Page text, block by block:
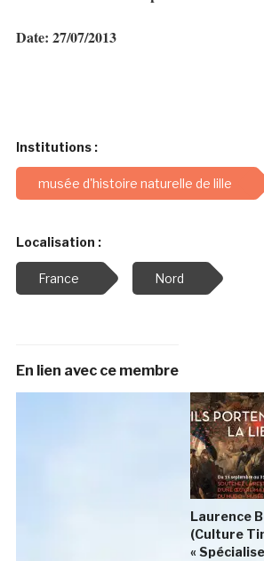
Date: 27/07/2013
Institutions :
musée d'histoire naturelle de lille
Localisation :
France Nord
En lien avec ce membre
Laurence
(Culture
«